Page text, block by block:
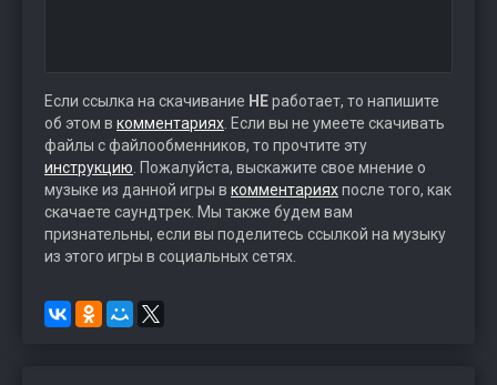
Если ссылка на скачивание НЕработает, то напишите
об этом в комментариях . Если вы не умеете скачивать
файлы с файлообменников, то прочтите эту
инструкцию . Пожалуйста, выскажите свое мнение о
музыке из данной игры в комментарияхпосле того, как
скачаете саундтрек. Мы также будем вам
признательны, если вы поделитесь ссылкой на музыку
из этого игры в социальных сетях.